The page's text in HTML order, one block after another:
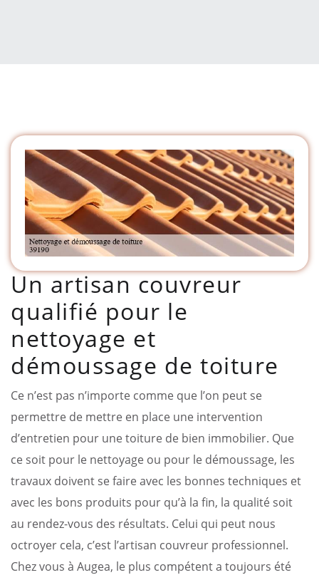
Un artisan couvreur
qualifié pour le
nettoyage et
démoussage de toiture
Ce n’est pas n’importe comme que l’on peut se
permettre de mettre en place une intervention
d’entretien pour une toiture de bien immobilier. Que
ce soit pour le nettoyage ou pour le démoussage, les
travaux doivent se faire avec les bonnes techniques et
avec les bons produits pour qu’à la fin, la qualité soit
au rendez-vous des résultats. Celui qui peut nous
octroyer cela, c’est l’artisan couvreur professionnel.
Chez vous à Augea, le plus compétent a toujours été